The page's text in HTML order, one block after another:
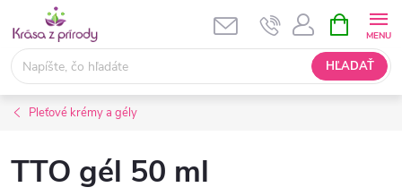
obsah
HĽADAŤ
KOŠÍK
Pleťové krémy a gély
TTO gél 50 ml